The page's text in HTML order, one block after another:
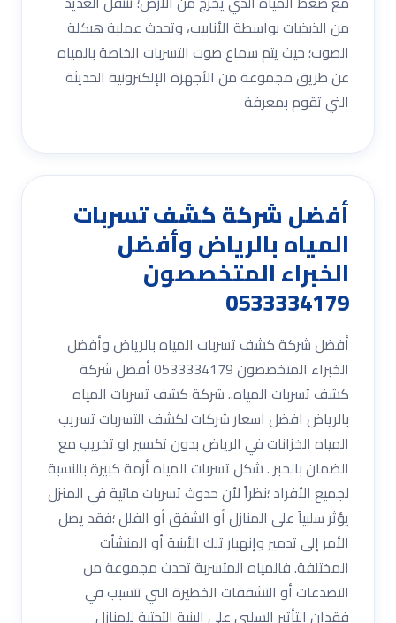
من الذبذبات بواسطة الأنابيب، وتحدث عملية هيكلة
الصوت؛ حيث يتم سماع صوت التسربات الخاصة بالمياه
عن طريق مجموعة من الأجهزة الإلكترونية الحديثة
التي تقوم بمعرفة
أفضل شركة كشف تسربات
المياه بالرياض وأفضل
الخبراء المتخصصون
0533334179
أفضل شركة كشف تسربات المياه بالرياض وأفضل
الخبراء المتخصصون 0533334179 أفضل شركة
كشف تسربات المياه.. شركة كشف تسربات المياه
بالرياض افضل اسعار شركات لكشف التسربات تسريب
المياه الخزانات في الرياض بدون تكسير او تخريب مع
الضمان بالخبر . شكل تسربات المياه أزمة كبيرة بالنسبة
لجميع الأفراد ؛نظراً لأن حدوث تسربات مائية في المنزل
يؤثر سلبياً على المنازل أو الشقق أو الفلل ؛فقد يصل
الأمر إلى تدمير وإنهيار تلك الأبنية أو المنشأت
المختلفة. فالمياه المتسربة تحدث مجموعة من
التصدعات أو التشققات الخطيرة التي تتسبب في
فقدان التأثير السلبي على البنية التحتية للمنازل